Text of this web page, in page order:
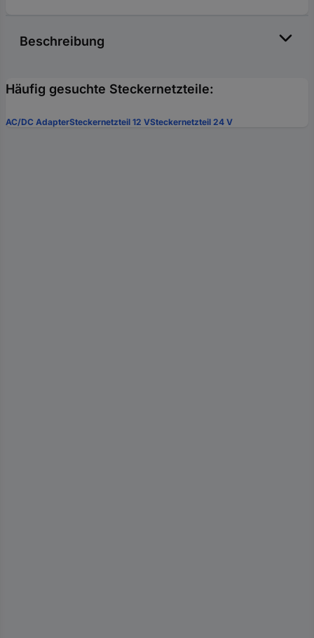
Beschreibung
Häufig gesuchte Steckernetzteile:
AC/DC AdapterSteckernetzteil 12 VSteckernetzteil 24 V